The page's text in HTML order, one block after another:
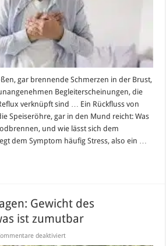
gar brennende Schmerzen in der Brust,
Begleiterscheinungen, die
verknüpft sind … Ein Rückfluss von
Speiseröhre, gar in den Mund reicht: Was
und wie lässt sich dem
dem Symptom häufig Stress, also ein …
Gewicht des
ist zumutbar
deaktiviertfür